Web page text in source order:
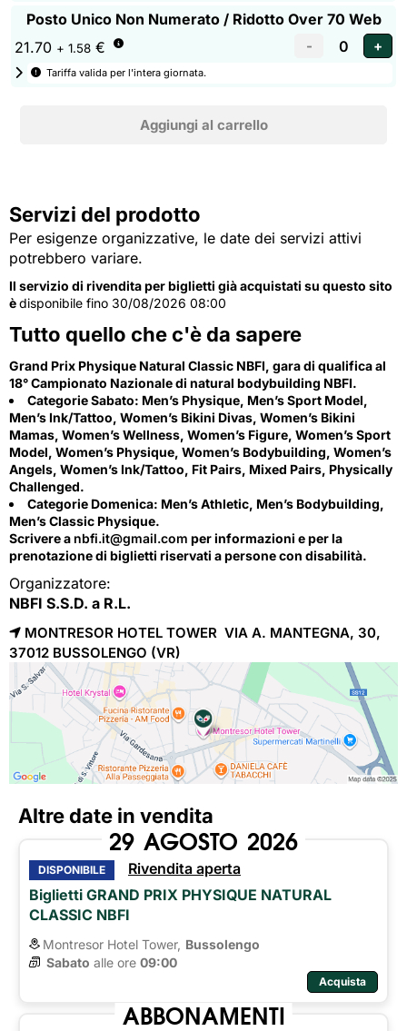
Posto Unico Non Numerato / Ridotto Over 70 Web
21.70 + 1.58 €
Tariffa valida per l'intera giornata.
Servizi del prodotto
Per esigenze organizzative, le date dei servizi attivi
potrebbero variare.
Il servizio di rivendita per biglietti già acquistati su questo sito
èdisponibile fino 30/08/2026 08:00
Tutto quello che c'è da sapere
Grand Prix Physique Natural Classic NBFI, gara di qualifica al
18° Campionato Nazionale di natural bodybuilding NBFI.
Categorie Sabato: Men’s Physique, Men’s Sport Model,
Men’s Ink/Tattoo, Women’s Bikini Divas, Women’s Bikini
Mamas, Women’s Wellness, Women’s Figure, Women’s Sport
Model, Women’s Physique, Women’s Bodybuilding, Women’s
Angels, Women’s Ink/Tattoo, Fit Pairs, Mixed Pairs, Physically
Challenged.
Categorie Domenica: Men’s Athletic, Men’s Bodybuilding,
Men’s Classic Physique.
Scrivere a nbfi.it@gmail.com per informazioni e per la
prenotazione di biglietti riservati a persone con disabilità.
Organizzatore:
NBFI S.S.D. a R.L.
MONTRESOR HOTEL TOWER VIA A. MANTEGNA, 30,
37012 BUSSOLENGO (VR)
Altre date in vendita
29 AGOSTO 2026
DISPONIBILE
Rivendita aperta
Biglietti GRAND PRIX PHYSIQUE NATURAL
CLASSIC NBFI
Montresor Hotel Tower, Bussolengo
Sabato alle ore 09:00
Acquista
ABBONAMENTI